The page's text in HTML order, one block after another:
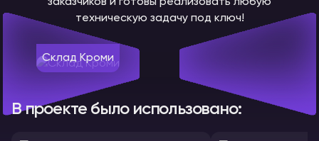
техническую задачу под ключ!
Склад Кроми
В проекте было использовано: